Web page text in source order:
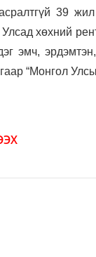
39
хөхний
эмч,
“Монгол